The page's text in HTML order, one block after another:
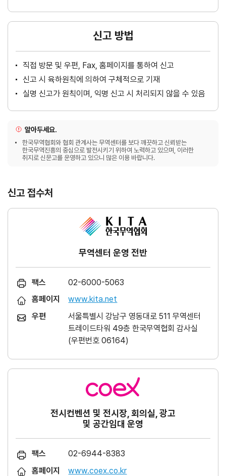
신고 방법
직접 방문 및 우편, Fax, 홈페이지를 통하여 신고
신고 시 육하원칙에 의하여 구체적으로 기재
실명 신고가 원칙이며, 익명 신고 시 처리되지 않을 수 있음
알아두세요.
한국무역협회와 협회 관계사는 무역센터를 보다 깨끗하고 신뢰받는
한국무역진흥의 중심으로 발전시키기 위하여 노력하고 있으며, 이러한
취지로 신문고를 운영하고 있으니 많은 이용 바랍니다.
신고 접수처
무역센터 운영 전반
팩스
02-6000-5063
홈페이지
www.kita.net
우편
서울특별시 강남구 영동대로 511 무역센터
트레이드타워 49층 한국무역협회 감사실
(우편번호 06164)
전시컨벤션 및 전시장, 회의실, 광고
및 공간임대 운영
팩스
02-6944-8383
홈페이지
www.coex.co.kr